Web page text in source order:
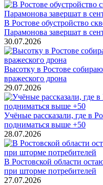
В Ростове обустройство
Парамонова завершат в
30.07.2026
Высотку в Ростове
вражеского дрона
29.07.2026
Учёные рассказали, где в
подниматься выше +50
28.07.2026
В Ростовской области
при шторме потребителей
27.07.2026